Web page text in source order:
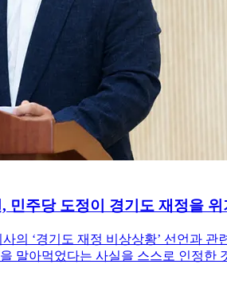
민주당 도정이 경기도 재정을
의 ‘경기도 재정 비상상황’ 선언과
말아먹었다는 사실을 스스로 인정